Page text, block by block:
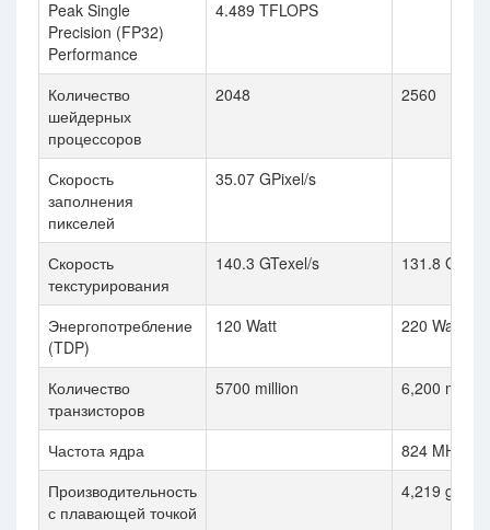
Peak Single
Precision (FP32)
Performance
4.489 TFLOPS
Количество
шейдерных
процессоров
2048 2560
Скорость
заполнения
пикселей
35.07 GPixel/s
Скорость
текстурирования
140.3 GTexel/s 131.8
Энергопотребление
(TDP)
120 Watt 220 Watt
Количество
транзисторов
5700 million 6,200 million
Частота ядра
824 MHz
Производительность
с плавающей точкой
4,219 gflops